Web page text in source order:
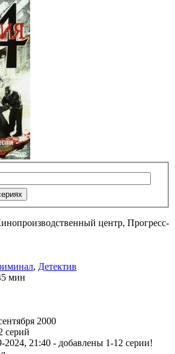
центр, Прогресс-
, Детектив
мин
2000
серий
2024, 21:40 - добавлены 1-12 серии!